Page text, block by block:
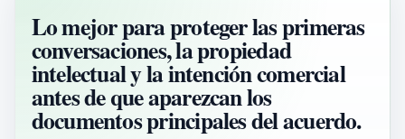
Lo mejor para proteger las primeras
conversaciones, la propiedad
intelectual y la intención comercial
antes de que aparezcan los
documentos principales del acuerdo.